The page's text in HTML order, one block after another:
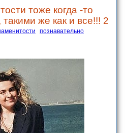
тоже когда -то
же как и все!!! 2
познавательно